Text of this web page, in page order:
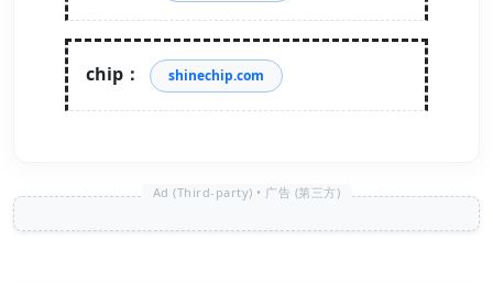
chip： shinechip.com